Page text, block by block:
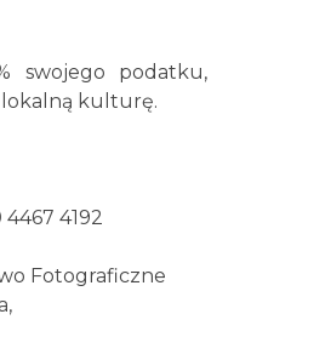
swojego podatku,
lokalną kulturę.
4467 4192
Fotograficzne